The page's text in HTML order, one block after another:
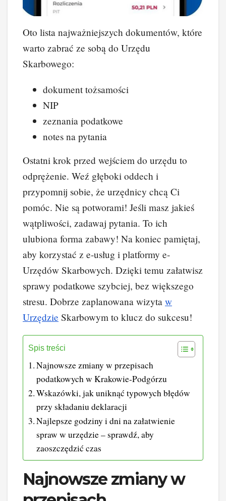
Oto lista najważniejszych dokumentów, które
warto zabrać ze sobą do Urzędu
Skarbowego:
dokument tożsamości
NIP
zeznania podatkowe
notes na pytania
Ostatni krok przed wejściem do urzędu to
odprężenie. Weź głęboki oddech i
przypomnij sobie, że urzędnicy chcą Ci
pomóc. Nie są potworami! Jeśli masz jakieś
wątpliwości, zadawaj pytania. To ich
ulubiona forma zabawy! Na koniec pamiętaj,
aby korzystać z e-usług i platformy e-
Urzędów Skarbowych. Dzięki temu załatwisz
sprawy podatkowe szybciej, bez większego
stresu. Dobrze zaplanowana wizyta w
Urzędzie Skarbowym to klucz do sukcesu!
Spis treści
Najnowsze zmiany w przepisach
podatkowych w Krakowie-Podgórzu
Wskazówki, jak uniknąć typowych błędów
przy składaniu deklaracji
Najlepsze godziny i dni na załatwienie
spraw w urzędzie – sprawdź, aby
zaoszczędzić czas
Najnowsze zmiany w